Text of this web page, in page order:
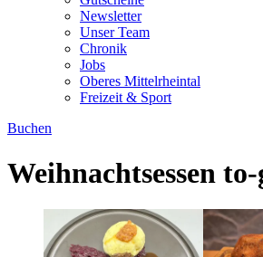
Newsletter
Unser Team
Chronik
Jobs
Oberes Mittelrheintal
Freizeit & Sport
Buchen
Weihnachtsessen to-